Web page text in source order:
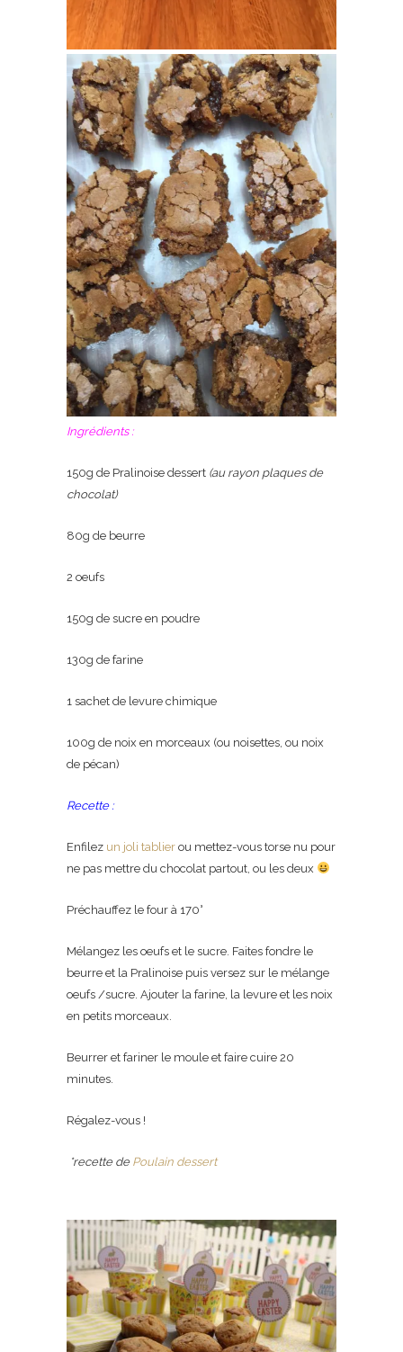
Ingrédients :
150g de Pralinoise dessert (au rayon plaques de
chocolat)
80g de beurre
2 oeufs
150g de sucre en poudre
130g de farine
1 sachet de levure chimique
100g de noix en morceaux (ou noisettes, ou noix
de pécan)
Recette :
Enfilez un joli tablier ou mettez-vous torse nu pour
ne pas mettre du chocolat partout, ou les deux
Préchauffez le four à 170°
Mélangez les oeufs et le sucre. Faites fondre le
beurre et la Pralinoise puis versez sur le mélange
oeufs /sucre. Ajouter la farine, la levure et les noix
en petits morceaux.
Beurrer et fariner le moule et faire cuire 20
minutes.
Régalez-vous !
*recette de Poulain dessert